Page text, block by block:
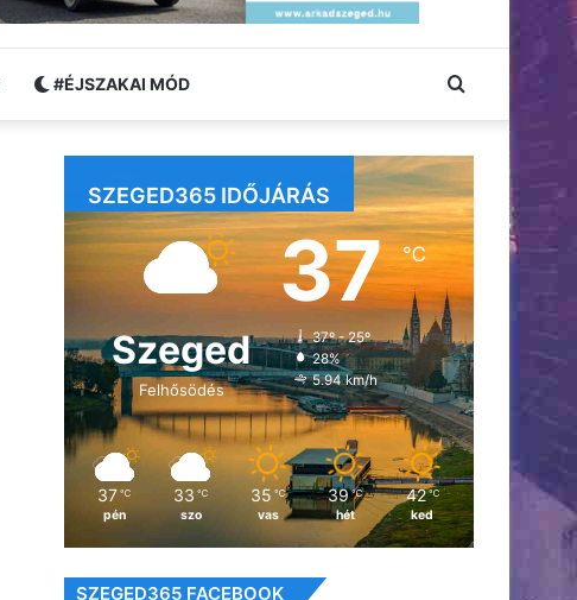
#ÉJSZAKAI MÓD Keresés:
SZEGED365 IDŐJÁRÁS
Szeged
Felhősödés
37℃
37º - 25º
28%
5.94 km/h
37 ℃
pén
33 ℃
szo
35 ℃
vas
39 ℃
hét
42 ℃
ked
SZEGED365 FACEBOOK